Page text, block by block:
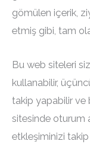
gömülen içerik,
etmiş gibi, tam
Bu web siteleri
kullanabilir,
takip yapabilir ve
sitesinde oturum
etkleşiminizi